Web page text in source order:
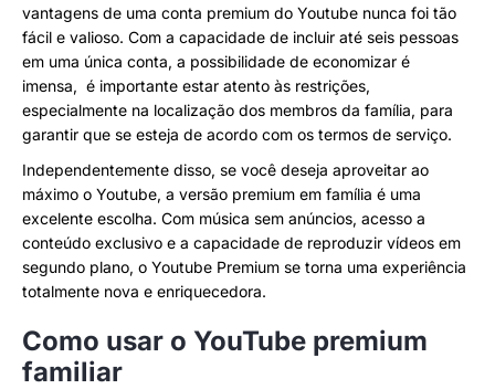
vantagens de uma conta premium do Youtube nunca foi tão
fácil e valioso. Com a capacidade de incluir até seis pessoas
em uma única conta, a possibilidade de economizar é
imensa, é importante estar atento às restrições,
especialmente na localização dos membros da família, para
garantir que se esteja de acordo com os termos de serviço.
Independentemente disso, se você deseja aproveitar ao
máximo o Youtube, a versão premium em família é uma
excelente escolha. Com música sem anúncios, acesso a
conteúdo exclusivo e a capacidade de reproduzir vídeos em
segundo plano, o Youtube Premium se torna uma experiência
totalmente nova e enriquecedora.
Como usar o YouTube premium
familiar